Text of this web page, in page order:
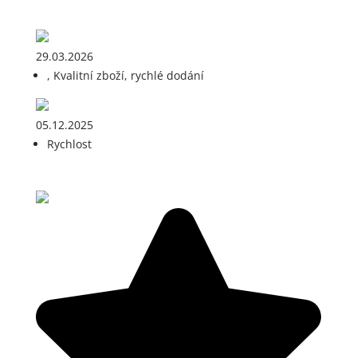
29.03.2026
, Kvalitní zboží, rychlé dodání
05.12.2025
Rychlost